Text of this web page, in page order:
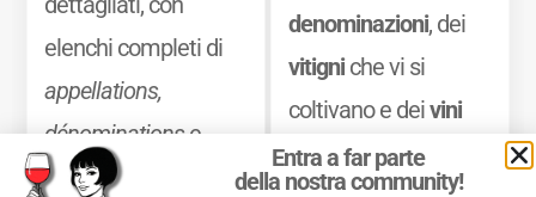
elenchi completi di
appellations,
dénominationse
classements
denominazioni, dei
vitigniche vi si
coltivano e deivini
che vi si producono.
Entra a far parte
della nostra community!